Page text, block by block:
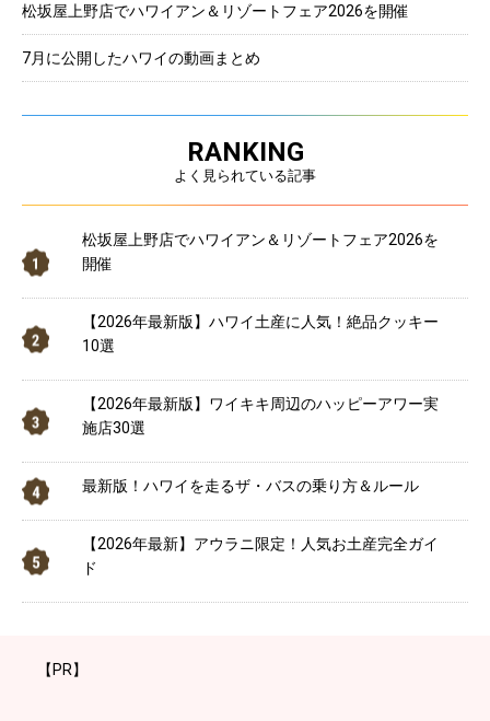
松坂屋上野店でハワイアン＆リゾートフェア2026を開催
7月に公開したハワイの動画まとめ
RANKING
よく見られている記事
松坂屋上野店でハワイアン＆リゾートフェア2026を
開催
【2026年最新版】ハワイ土産に人気！絶品クッキー
10選
【2026年最新版】ワイキキ周辺のハッピーアワー実
施店30選
最新版！ハワイを走るザ・バスの乗り方＆ルール
【2026年最新】アウラニ限定！人気お土産完全ガイ
ド
【PR】